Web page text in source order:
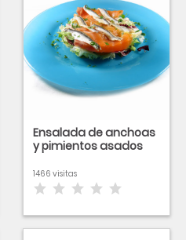
Ensalada de anchoas
y pimientos asados
1466 visitas